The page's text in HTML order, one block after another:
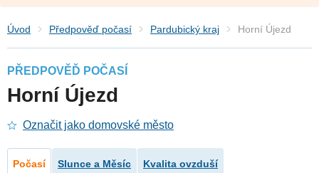
Úvod Předpověď počasí Pardubický kraj Horní Újezd
PŘEDPOVĚĎ POČASÍ
Horní Újezd
Označit jako domovské město
Počasí Slunce a Měsíc Kvalita ovzduší